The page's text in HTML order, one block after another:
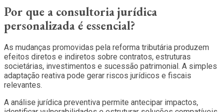
Por que a consultoria jurídica
personalizada é essencial?
As mudanças promovidas pela reforma tributária produzem
efeitos diretos e indiretos sobre contratos, estruturas
societárias, investimentos e sucessão patrimonial. A simples
adaptação reativa pode gerar riscos jurídicos e fiscais
relevantes.
A análise jurídica preventiva permite antecipar impactos,